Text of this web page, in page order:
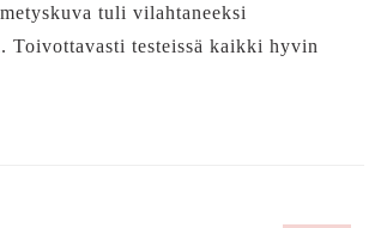
tuli vilahtaneeksi
Toivottavasti testeissä kaikki hyvin